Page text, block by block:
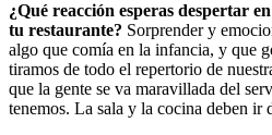
¿Qué reacción esperas despertar
tu restaurante? Sorprender y
algo que comía en la infancia, y que
tiramos de todo el repertorio de
que la gente se va maravillada del
tenemos. La sala y la cocina deben ir